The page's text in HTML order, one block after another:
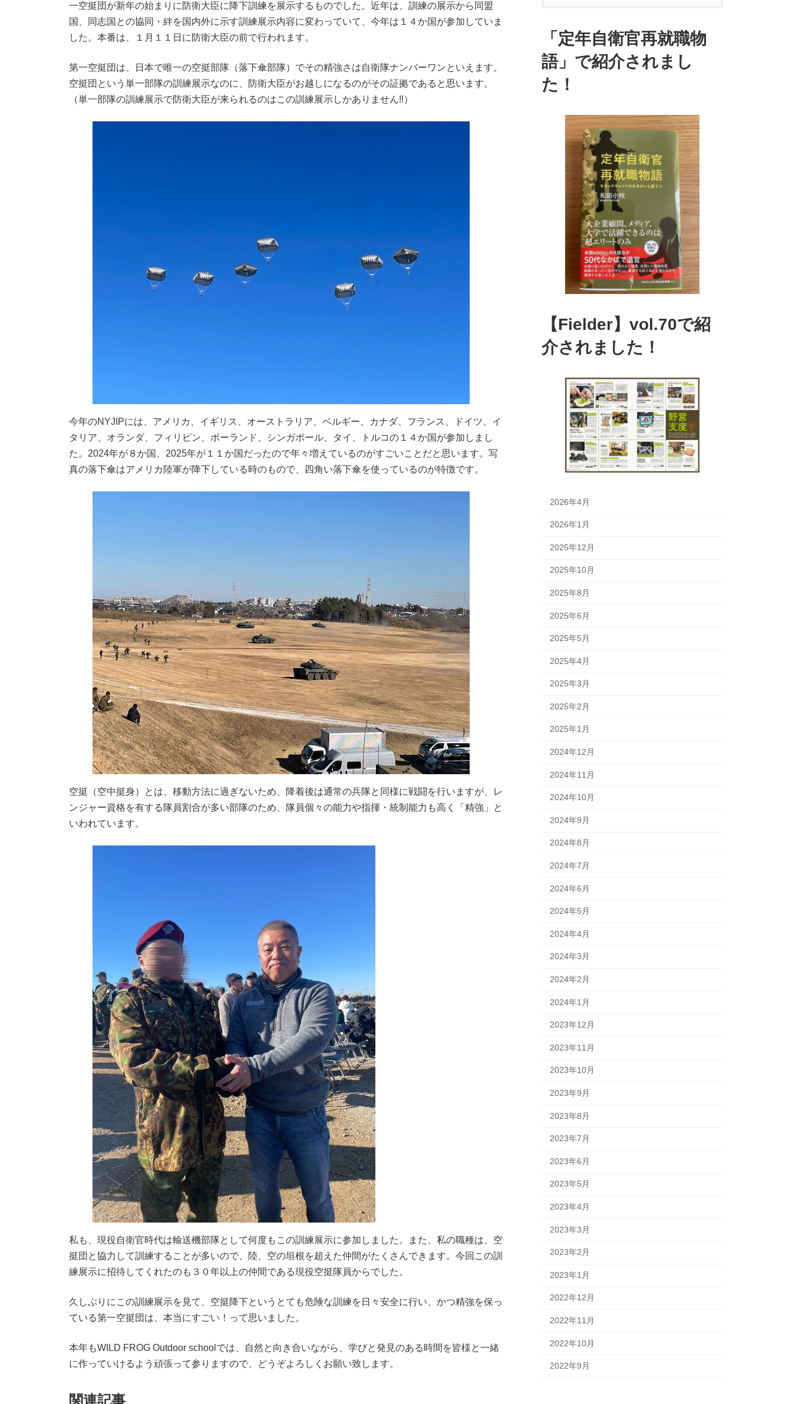
一空挺団が新年の始まりに防衛大臣に降下訓練を展示するものでした。近年は、訓練の展示から同盟
国、同志国との協同・絆を国内外に示す訓練展示内容に変わっていて、今年は１４か国が参加していま
した。本番は、１月１１日に防衛大臣の前で行われます。
第一空挺団は、日本で唯一の空挺部隊（落下傘部隊）でその精強さは自衛隊ナンバーワンといえます。
空挺団という単一部隊の訓練展示なのに、防衛大臣がお越しになるのがその証拠であると思います。
（単一部隊の訓練展示で防衛大臣が来られるのはこの訓練展示しかありません‼）
今年のNYJIPには、アメリカ、イギリス、オーストラリア、ベルギー、カナダ、フランス、ドイツ、イ
タリア、オランダ、フィリピン、ポーランド、シンガポール、タイ、トルコの１４か国が参加しまし
た。2024年が８か国、2025年が１１か国だったので年々増えているのがすごいことだと思います。写
真の落下傘はアメリカ陸軍が降下している時のもので、四角い落下傘を使っているのが特徴です。
空挺（空中挺身）とは、移動方法に過ぎないため、降着後は通常の兵隊と同様に戦闘を行いますが、レ
ンジャー資格を有する隊員割合が多い部隊のため、隊員個々の能力や指揮・統制能力も高く「精強」と
いわれています。
私も、現役自衛官時代は輸送機部隊として何度もこの訓練展示に参加しました。また、私の職種は、空
挺団と協力して訓練することが多いので、陸、空の垣根を超えた仲間がたくさんできます。今回この訓
練展示に招待してくれたのも３０年以上の仲間である現役空挺隊員からでした。
久しぶりにこの訓練展示を見て、空挺降下というとても危険な訓練を日々安全に行い、かつ精強を保っ
ている第一空挺団は、本当にすごい！って思いました。
本年もWILD FROG Outdoor schoolでは、自然と向き合いながら、学びと発見のある時間を皆様と一緒
に作っていけるよう頑張って参りますので、どうぞよろしくお願い致します。
関連記事
「定年自衛官再就職物
語」で紹介されまし
た！
【Fielder】vol.70で紹
介されました！
2026年4月
2026年1月
2025年12月
2025年10月
2025年8月
2025年6月
2025年5月
2025年4月
2025年3月
2025年2月
2025年1月
2024年12月
2024年11月
2024年10月
2024年9月
2024年8月
2024年7月
2024年6月
2024年5月
2024年4月
2024年3月
2024年2月
2024年1月
2023年12月
2023年11月
2023年10月
2023年9月
2023年8月
2023年7月
2023年6月
2023年5月
2023年4月
2023年3月
2023年2月
2023年1月
2022年12月
2022年11月
2022年10月
2022年9月